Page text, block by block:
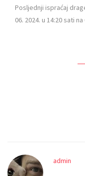
Posljednji ispraćaj
06. 2024. u 14:20 sati
admin